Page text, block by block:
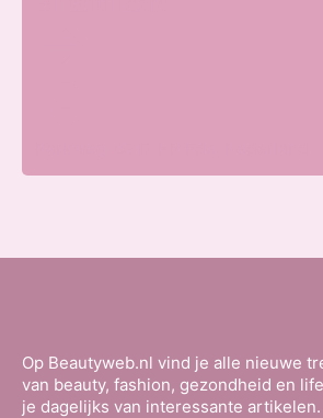
Op Beautyweb.nl vind je alle nieuwe
van beauty, fashion, gezondheid en
je dagelijks van interessante artikelen.